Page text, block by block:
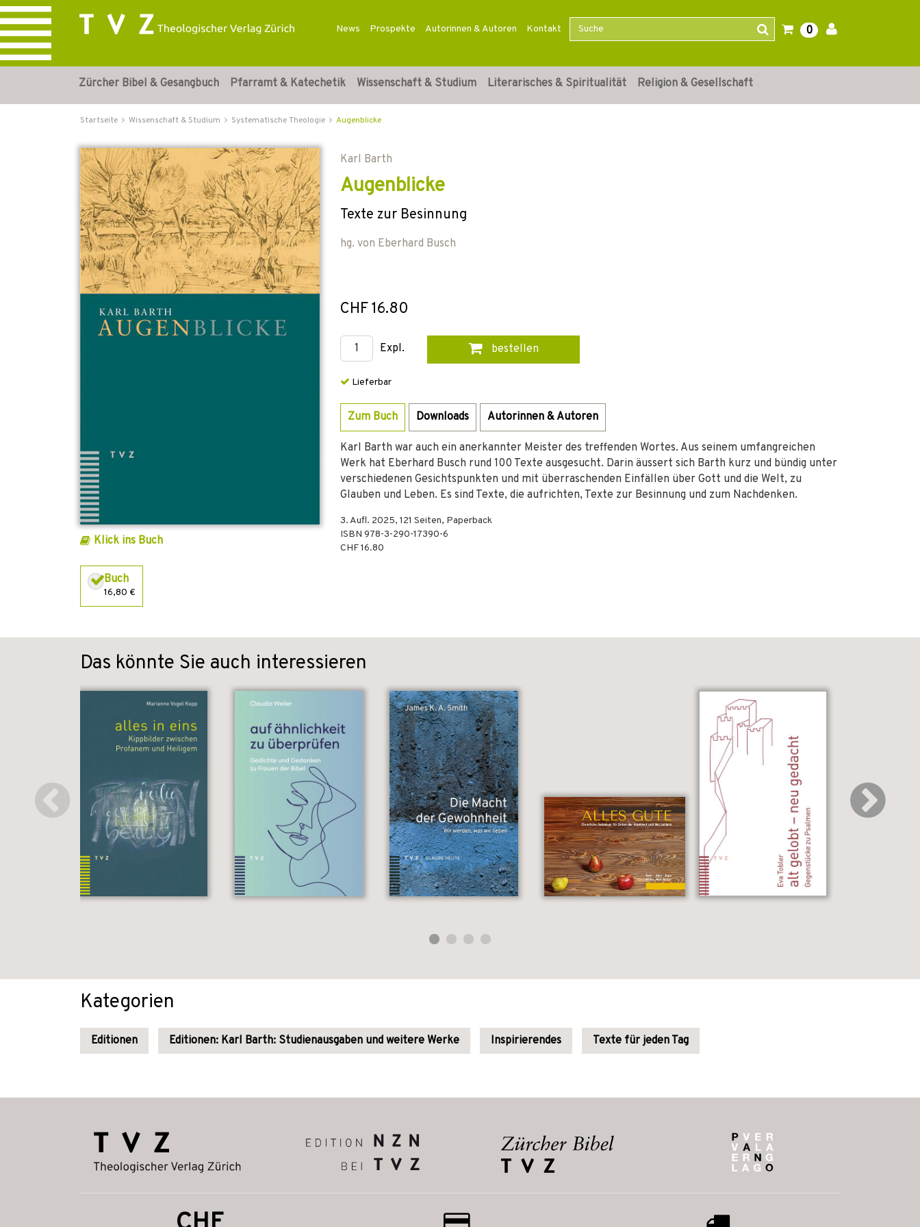
News Prospekte Autorinnen & Autoren Kontakt 0
Zürcher Bibel & Gesangbuch Pfarramt & Katechetik Wissenschaft & Studium Literarisches & Spiritualität Religion & Gesellschaft
Startseite Wissenschaft & Studium Systematische Theologie Augenblicke
Klick ins Buch
Buch
16,80 €
Karl Barth
Augenblicke
Texte zur Besinnung
hg. von Eberhard Busch
CHF 16.80
Expl. bestellen
Lieferbar
Zum Buch Downloads Autorinnen & Autoren
Karl Barth war auch ein anerkannter Meister des treffenden Wortes. Aus seinem umfangreichen
Werk hat Eberhard Busch rund 100 Texte ausgesucht. Darin äus­sert sich Barth kurz und bündig unter
verschiedenen Gesichtspunkten und mit überraschenden Einfällen über Gott und die Welt, zu
Glauben und Leben. Es sind Texte, die aufrichten, Texte zur Besinnung und zum Nachdenken.
3. Aufl. 2025, 121 Seiten, Paperback
ISBN 978-3-290-17390-6
CHF 16.80
Das könnte Sie auch interessieren
Kategorien
Editionen Editionen: Karl Barth: Studienausgaben und weitere Werke Inspirierendes Texte für jeden Tag